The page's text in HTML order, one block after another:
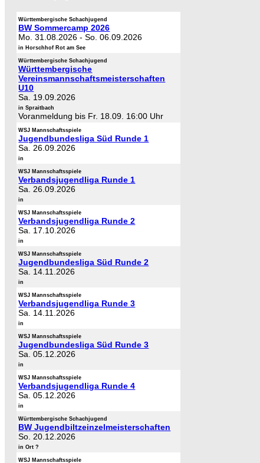
Württembergische Schachjugend
BW Sommercamp 2026
Mo. 31.08.2026 -So. 06.09.2026
in Horschhof Rot am See
Württembergische Schachjugend
Württembergische
Vereinsmannschaftsmeisterschaften
U10
Sa. 19.09.2026
in Spraitbach
Voranmeldung bis Fr. 18.09. 16:00 Uhr
WSJ Mannschaftsspiele
Jugendbundesliga Süd Runde 1
Sa. 26.09.2026
in
WSJ Mannschaftsspiele
Verbandsjugendliga Runde 1
Sa. 26.09.2026
in
WSJ Mannschaftsspiele
Verbandsjugendliga Runde 2
Sa. 17.10.2026
in
WSJ Mannschaftsspiele
Jugendbundesliga Süd Runde 2
Sa. 14.11.2026
in
WSJ Mannschaftsspiele
Verbandsjugendliga Runde 3
Sa. 14.11.2026
in
WSJ Mannschaftsspiele
Jugendbundesliga Süd Runde 3
Sa. 05.12.2026
in
WSJ Mannschaftsspiele
Verbandsjugendliga Runde 4
Sa. 05.12.2026
in
Württembergische Schachjugend
BW Jugendbiltzeinzelmeisterschaften
So. 20.12.2026
in Ort ?
WSJ Mannschaftsspiele